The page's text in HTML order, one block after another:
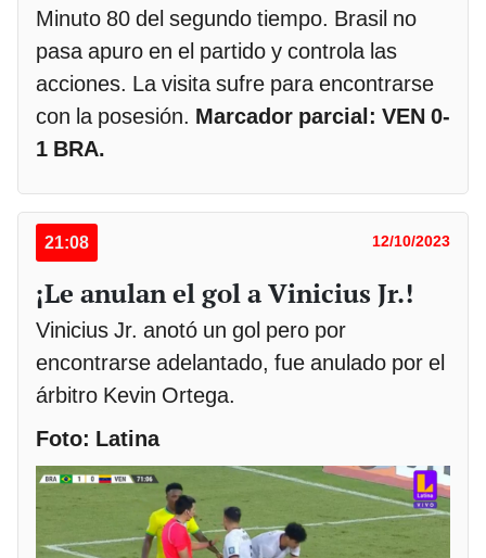
Minuto 80 del segundo tiempo. Brasil no
pasa apuro en el partido y controla las
acciones. La visita sufre para encontrarse
con la posesión. Marcador parcial: VEN 0-
1 BRA.
21:08 12/10/2023
¡Le anulan el gol a Vinicius Jr.!
Vinicius Jr. anotó un gol pero por
encontrarse adelantado, fue anulado por el
árbitro Kevin Ortega.
Foto: Latina